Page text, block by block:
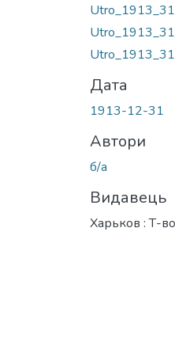
Дата
1913-12-31
Автори
б/а
Видавець
Харьков : Т-